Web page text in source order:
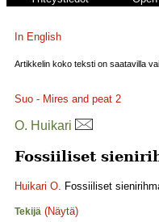
In English
Artikkelin koko teksti on saatavilla
Suo - Mires and peat 2
O. Huikari
Fossiiliset
Huikari O. Fossiiliset
Tekijä (Näytä)